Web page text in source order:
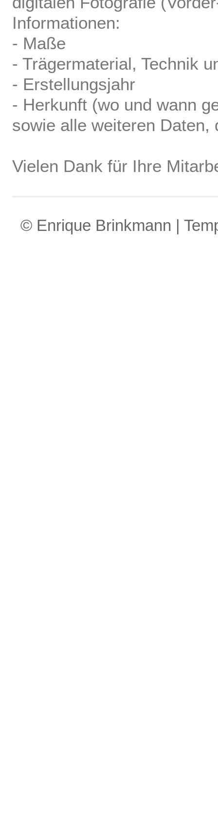
Informationen:
- Maße
- Trägermaterial, Technik
- Erstellungsjahr
- Herkunft (wo und wann
sowie alle weiteren
Vielen Dank für Ihre
© Enrique Brinkmann |